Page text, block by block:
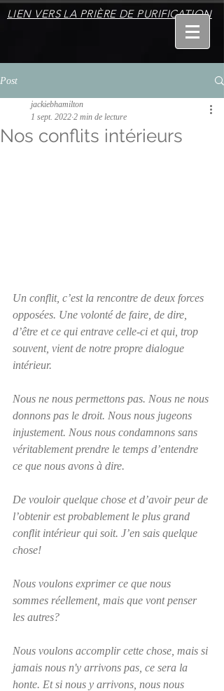
LIEN VERS LA PRIÈRE DE PURIFICATION
Post
Nos conflits intérieurs
jackiebhamilton
1 sept. 2022 2 min de lecture
Un conflit, c’est la rencontre de deux forces
opposées. Une volonté de faire, de dire,
d’être et ce qui entrave celle-ci et qui, trop
souvent, vient de notre propre dialogue
intérieur.
Nous ne nous permettons pas. Nous ne nous
donnons pas le droit. Nous nous jugeons
injustement. Nous nous condamnons sans
véritablement prendre le temps d’entendre
ce que nous avons à dire.
De vouloir quelque chose et d’avoir peur de
l’obtenir est probablement le plus grand
conflit intérieur qui soit. J’en sais quelque
chose!
Nous voulons exprimer ce que nous
sommes réellement, mais que vont penser
les autres?
Nous voulons accomplir cette chose, mais si
jamais nous n'y arrivons pas, ce sera la
honte. Et si nous y arrivons, nous nous